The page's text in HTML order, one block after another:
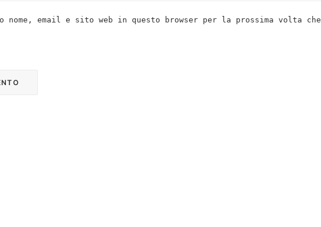
nome, email e sito web in questo browser per la prossima volta che